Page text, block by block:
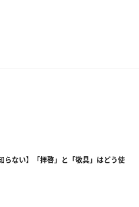
らない】「拝啓」と「敬具」はどう使